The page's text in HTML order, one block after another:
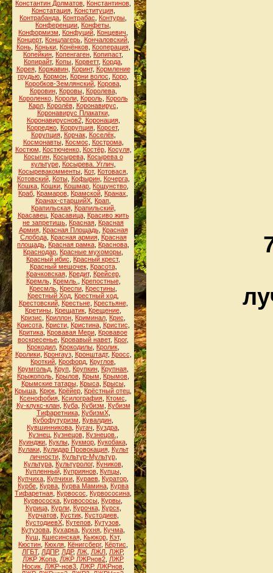
Константин Долматов Константинов
Констатация, Конституция,
Контрабанда Контрабас Контуры
Конференции Конфеты
Конформизм
Конфуций Концевич
Концерт, Концлагерь Кончаловский
Конь, Коньки, Конёнков, Кооперация,
Копейкин Копенгаген Копипаст,
Копирайт, Копы Корветт, Корда
Корея, Коржавин, Коринт, Кормление
грудью Кормон Корни волос Коро
Коробков-Землянский Корова
Коровин, Коровы, Королева,
Короленко, Короли, Король, Король
Карл, Королёв, Коронавирус
Коронавирус Плакатки,
Коронавируснов2, Коронация,
Корреджо Коррупция Корсет,
Корупция, Корчак, Коселёк,
Космонавты, Космос Кострома,
Костюм
Костюченко, Костёр, Косуля,
Косыгин, Косырева, Косырева о
культуре, Косырева. Углич
Косыревакомменты Кот, Котовася
Котовский, Коты, Кофырин, Кочерга,
Кошка Кошки Кошмар Кощунство
Краб Крамаров Крамской Кранах
Кранах-старшийХ Крап
Крапильская, Крапильский,
Красавец, Красавица, Красиво жить
не запретишь Красная Красная
Армия, Красная Площадь, Красная
Слобода, Красная армия, Красная
площадь Красная рамка Краснова
Краснодар Красные мухоморы
Красный ибис
Красный крест,
Красный мешочек, Красота,
Крачковская, Кредит, Крейсер,
Кремль, Кремль. Крепостные,
Кресмль Креспи Крестины
Крестный Ход Крестный ход
Крестовский, Крестьне, Крестьяне,
Кретины Крещатик Крещение
Кризис
Криллон Криминал Крис
Крисота, Кристи, Кристина, Кристис
Критика Кровавая Мери Кровавое
воскресенье Кровавый навет, Крог,
Крокодил Крокодилы Кролик
Кролики, Кронгауз, Кронштадт, Кросс
Кроткий Крофорд Круглов
Крумгольд Круп Крупкин Крупная
Крыжополь Крылов Крым Крымов
Крымские татары, Крыса, Крысы,
Крыша Крюк Крёйер Крёстный отец
Ксенофобия Ксилография Ктомс
Ку-клукс-клан, Куба, Кубизм
Кубизм
Тифаретника, КубизмХ,
Кубофутуризм
Кувалдин
Кувшинникова Кугач Куздра
Кузнец, Кузнецов, Кузнецов.
Куинджи Куклы Кукмор Кукобака
Кулаки, Кулидар Провокация, Культ
личности, Культур-Мультур,
Культура, Культуролог, Куников,
Купленный, Куприянов, Купцы,
Купчиха Купчихи Кураев Куратор
Курбе Курва Курва Мамина Курва
Тифаретная Курвосос Курвососина
Курвососка Курвососы Курвы
Курица, Курли, Курочка, Курск,
Курчатов, Кустик, Кустодиев,
КустодиевХ Кутепов Кутузов
Кутузова Кухарка Кухня Кучма
Куш
Кшесинская, Кьюкор, Кэт,
Кюстин Кюхля Кёнигсберг, Кёртис
ЛГБТ, ЛДПР, ЛДР, ЛЖ ЛЖЛ ЛЖР,
ЛЖР Жопа ЛЖР ЛЖРнов2 ЛЖР
Носик ЛЖР-нов3 ЛЖР. ЛЖРнов